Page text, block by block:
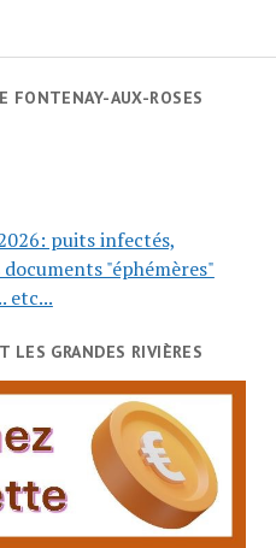
FONTENAY-AUX-ROSES
puits infectés,
"éphémères"
etc...
GRANDES RIVIÈRES